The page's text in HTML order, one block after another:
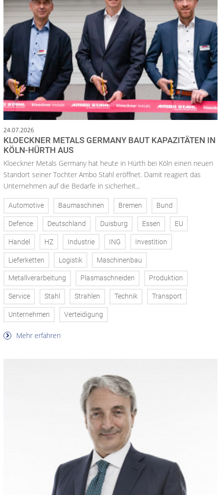
24.07.2026
KLOECKNER METALS GERMANY BAUT KAPAZITÄTEN IN
KÖLN-HÜRTH AUS
Kloeckner Metals Germany hat heute in Hürth bei Köln einen neuen
Standort seiner Tochter Ambo Stahl eröffnet. Damit reagiert das
Unternehmen auf die Bedarfe in sicherheit...
Automotive Baumaschinen Bremen Bund
Defence Deutschland Duisburg Essen EU
Handel HZ Industrie ING Investition
Lieferketten Logistik Maschinenbau
Metallverarbeitung Plasmaschneiden Produktion
Service Stahl Strahlen Technik Transport
Unternehmen Verteidigung
Mehr erfahren